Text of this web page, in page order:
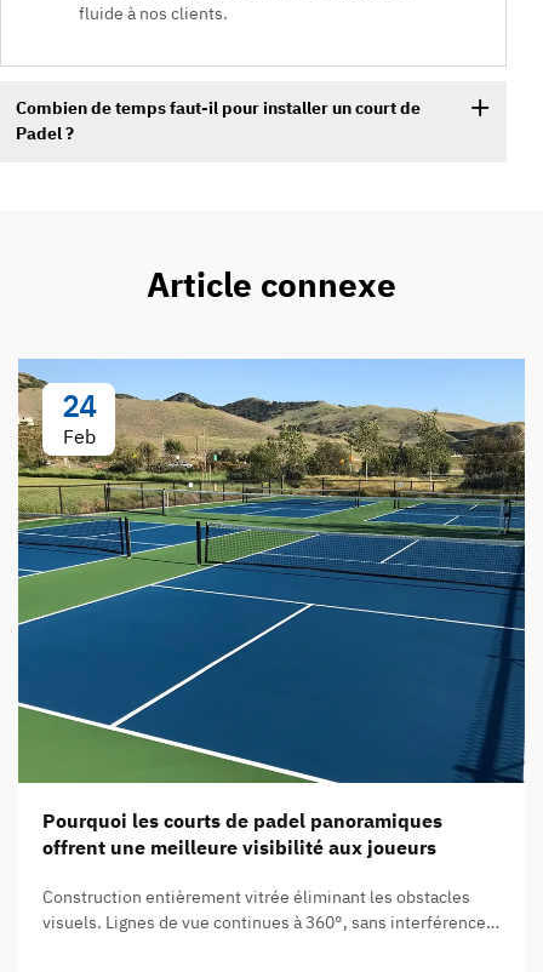
fluide à nos clients.
Combien de temps faut-il pour installer un court de
Padel ?
Article connexe
24
Feb
Pourquoi les courts de padel panoramiques
offrent une meilleure visibilité aux joueurs
Construction entièrement vitrée éliminant les obstacles
visuels. Lignes de vue continues à 360°, sans interférence